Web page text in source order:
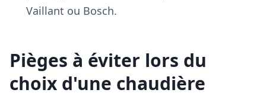
Vaillant ou Bosch.
Pièges à éviter lors du
choix d'une chaudière